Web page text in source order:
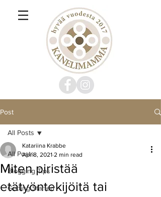
Post
All Posts
Blogging Tips
Getting Started
All Posts
Miten piristää
etätyöntekijöitä tai
Katariina Krabbe
Apr 8, 2021 2 min read